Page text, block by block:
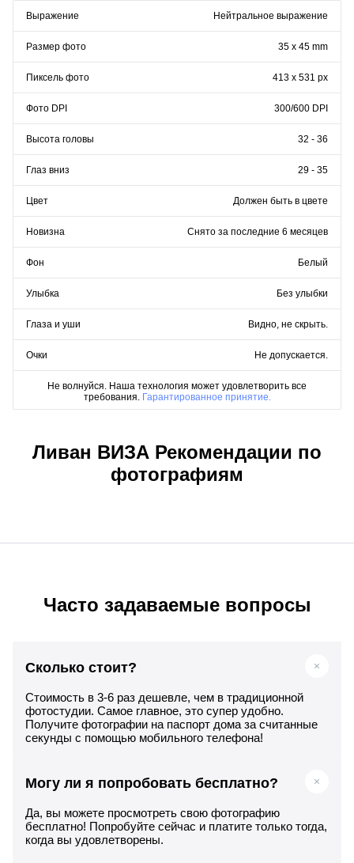
Выражение Нейтральное выражение
Размер фото 35 x 45 mm
Пиксель фото 413 x 531 px
Фото DPI 300/600 DPI
Высота головы 32 - 36
Глаз вниз 29 - 35
Цвет Должен быть в цвете
Новизна Снято за последние 6 месяцев
Фон Белый
Улыбка Без улыбки
Глаза и уши Видно, не скрыть.
Очки Не допускается.
Не волнуйся. Наша технология может удовлетворить все
требования. Гарантированное принятие.
Ливан ВИЗА Рекомендации по
фотографиям
Часто задаваемые вопросы
Сколько стоит?
Стоимость в 3-6 раз дешевле, чем в традиционной
фотостудии. Самое главное, это супер удобно.
Получите фотографии на паспорт дома за считанные
секунды с помощью мобильного телефона!
Могу ли я попробовать бесплатно?
Да, вы можете просмотреть свою фотографию
бесплатно! Попробуйте сейчас и платите только тогда,
когда вы удовлетворены.